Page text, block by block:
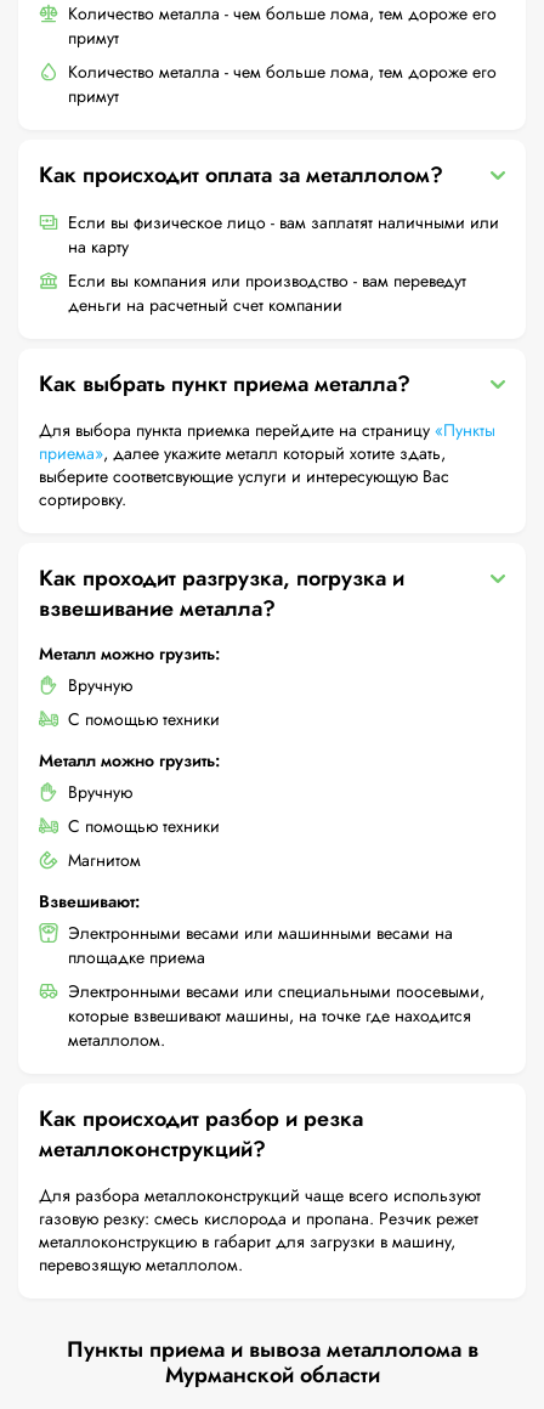
Количество металла - чем больше лома, тем дороже его
примут
Количество металла - чем больше лома, тем дороже его
примут
Как происходит оплата за металлолом?
Если вы физическое лицо - вам заплатят наличными или
на карту
Если вы компания или производство - вам переведут
деньги на расчетный счет компании
Как выбрать пункт приема металла?
Для выбора пункта приемка перейдите на страницу «Пункты
приема», далее укажите металл который хотите здать,
выберите соответсвующие услуги и интересующую Вас
сортировку.
Как проходит разгрузка, погрузка и
взвешивание металла?
Металл можно грузить:
Вручную
С помощью техники
Металл можно грузить:
Вручную
С помощью техники
Магнитом
Взвешивают:
Электронными весами или машинными весами на
площадке приема
Электронными весами или специальными поосевыми,
которые взвешивают машины, на точке где находится
металлолом.
Как происходит разбор и резка
металлоконструкций?
Для разбора металлоконструкций чаще всего используют
газовую резку: смесь кислорода и пропана. Резчик режет
металлоконструкцию в габарит для загрузки в машину,
перевозящую металлолом.
Пункты приема и вывоза металлолома в
Мурманской области